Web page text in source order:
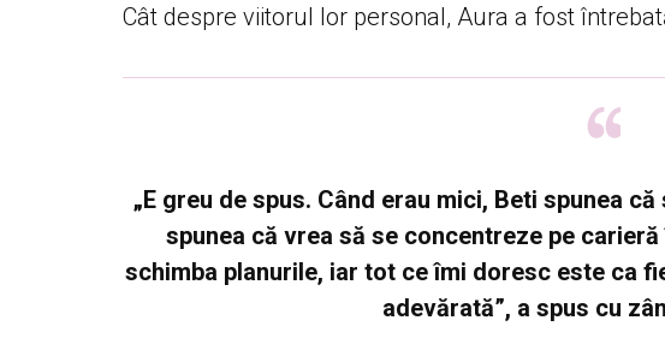
Cât despre viitorul lor personal, Aura a fost
„E greu de spus. Când erau mici, Beti spunea
spunea că vrea să se concentreze pe
schimba planurile, iar tot ce îmi doresc este ca
adevărată”, a spus cu